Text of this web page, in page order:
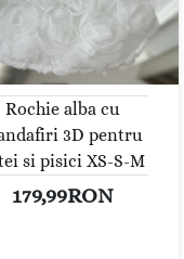
Rochie alba cu
3D pentru
si pisici XS-S-M
179,99RON